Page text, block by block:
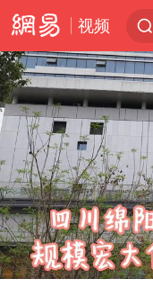
视频
Play
00:00